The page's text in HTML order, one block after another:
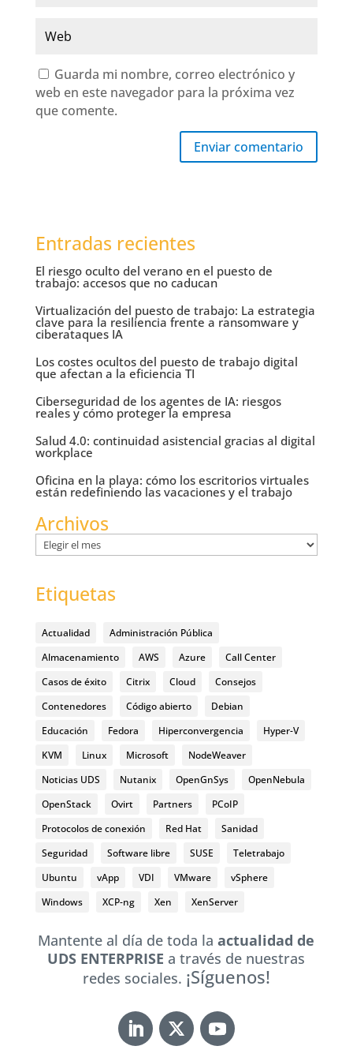
Guarda mi nombre, correo electrónico y
web en este navegador para la próxima vez
que comente.
Enviar comentario
Entradas recientes
El riesgo oculto del verano en el puesto de
trabajo: accesos que no caducan
Virtualización del puesto de trabajo: La estrategia
clave para la resiliencia frente a ransomware y
ciberataques IA
Los costes ocultos del puesto de trabajo digital
que afectan a la eficiencia TI
Ciberseguridad de los agentes de IA: riesgos
reales y cómo proteger la empresa
Salud 4.0: continuidad asistencial gracias al digital
workplace
Oficina en la playa: cómo los escritorios virtuales
están redefiniendo las vacaciones y el trabajo
Archivos
Archivos
Etiquetas
Actualidad
Administración Pública
Almacenamiento
AWS Azure
Call Center
Casos de éxito
Citrix Cloud
Consejos
Contenedores
Código abierto
Debian
Educación
Fedora Hiperconvergencia
Hyper-V
KVM
Linux Microsoft
NodeWeaver
Noticias UDS
Nutanix OpenGnSys
OpenNebula
OpenStack
Ovirt Partners
PCoIP
Protocolos de conexión
Red Hat
Sanidad
Seguridad
Software libre SUSE
Teletrabajo
Ubuntu
vApp VDI VMware
vSphere
Windows
XCP-ng Xen XenServer
Mantente al día de toda laactualidad de
UDS ENTERPRISEa través de nuestras
redes sociales. ¡Síguenos!